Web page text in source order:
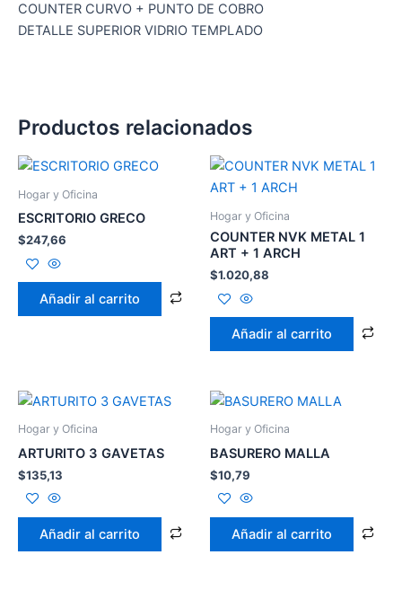
COUNTER CURVO + PUNTO DE COBRO
DETALLE SUPERIOR VIDRIO TEMPLADO
Productos relacionados
Hogar y Oficina
ESCRITORIO GRECO
$247,66
Añadir al carrito
Hogar y Oficina
COUNTER NVK METAL 1
ART + 1 ARCH
$1.020,88
Añadir al carrito
Hogar y Oficina
ARTURITO 3 GAVETAS
$135,13
Añadir al carrito
Hogar y Oficina
BASURERO MALLA
$10,79
Añadir al carrito